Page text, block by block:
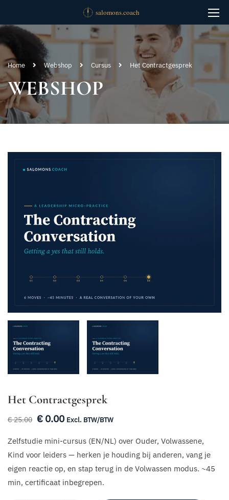
Home Webshop Cursus Het Contractgesprek
WEBSHOP
Het Contractgesprek
€25.00 Oorspronkelijke
was:
€ 25.00.
€ 0.00Huidige
is:
€ 0.00.
Excl. BTW/BTW
Zelfstudie mini-cursus (EN/NL) over Ouder, Volwassene,
Kind voor leiders — herken je houding bij anderen, vang je
eigen reactie op, en stap terug in de Volwassen modus. ~45
min, certificaat inbegrepen.